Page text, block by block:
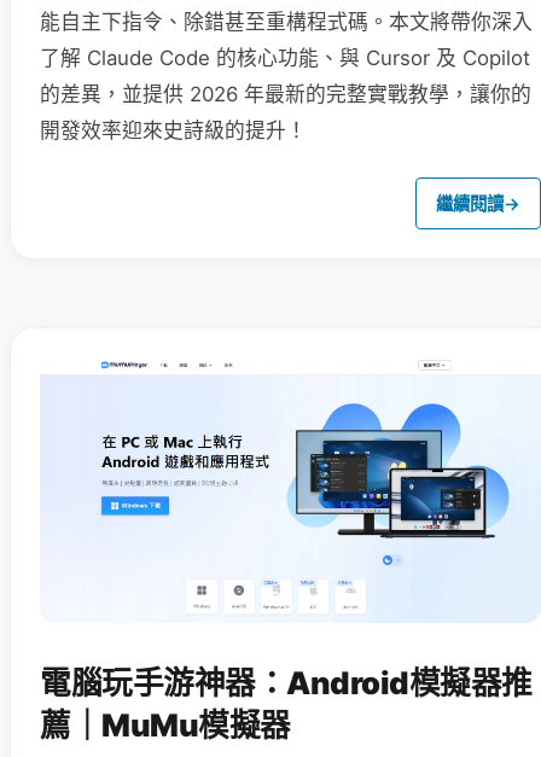
能自主下指令、除錯甚至重構程式碼。本文將帶你深入
了解 Claude Code 的核心功能、與 Cursor 及 Copilot
的差異，並提供 2026 年最新的完整實戰教學，讓你的
開發效率迎來史詩級的提升！
繼續閱讀→
電腦玩手游神器：Android模擬器推
薦｜MuMu模擬器